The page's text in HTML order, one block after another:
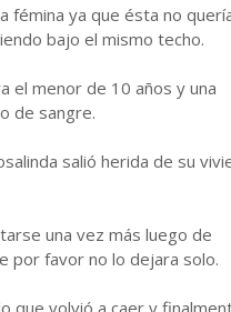
fémina ya que ésta no
bajo el mismo techo.
el menor de 10 años y una
de sangre.
salió herida de su
una vez más luego de
por favor no lo dejara solo.
que volvió a caer y